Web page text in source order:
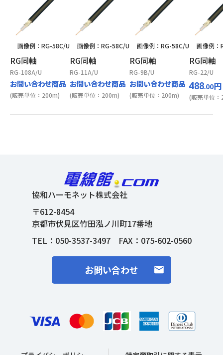
画像例：RG-58C/U
RG同軸
RG-108A/U
お問い合わせ商品
(販売単位：200m)
画像例：RG-58C/U
RG同軸
RG-11A/U
お問い合わせ商品
(販売単位：200m)
画像例：RG-58C/U
RG同軸
RG-9B/U
お問い合わせ商品
(販売単位：200m)
画像例：
RG同軸
RG-22/U
488.00円
(販売単位
協和ハーモネット株式会社
〒612-8454
京都市伏見区竹田泓ノ川町17番地
TEL： 050-3537-3497FAX：075-602-0560
お問い合わせ